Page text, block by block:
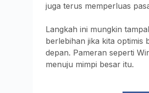
juga terus memperluas
Langkah ini mungkin
berlebihan jika kita optimis
depan. Pameran seperti
menuju mimpi besar itu.